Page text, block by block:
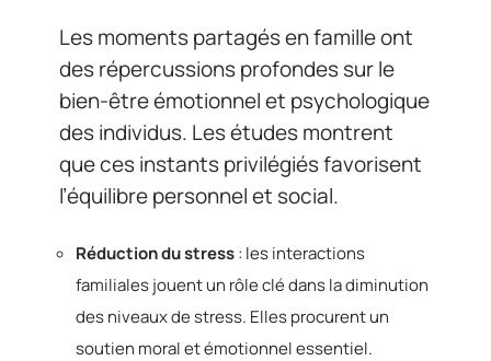
Les moments partagés en famille ont
des répercussions profondes sur le
bien-être émotionnel et psychologique
des individus. Les études montrent
que ces instants privilégiés favorisent
l’équilibre personnel et social.
Réduction du stress: les interactions
familiales jouent un rôle clé dans la diminution
des niveaux de stress. Elles procurent un
soutien moral et émotionnel essentiel.